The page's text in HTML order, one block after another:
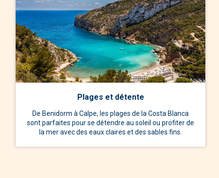
Plages et détente
De Benidorm à Calpe, les plages de la Costa Blanca
sont parfaites pour se détendre au soleil ou profiter de
la mer avec des eaux claires et des sables fins.